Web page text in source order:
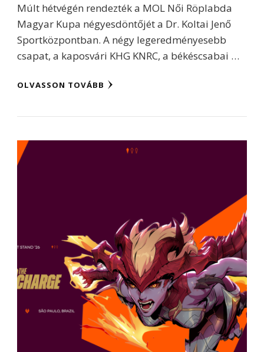
Múlt hétvégén rendezték a MOL Női Röplabda
Magyar Kupa négyesdöntőjét a Dr. Koltai Jenő
Sportközpontban. A négy legeredményesebb
csapat, a kaposvári KHG KNRC, a békéscsabai …
OLVASSON TOVÁBB